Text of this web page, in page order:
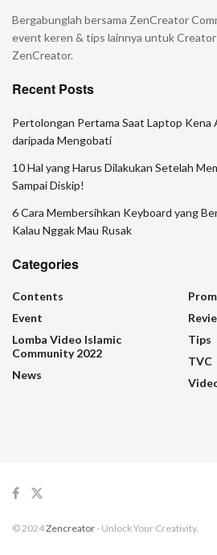
Bergabunglah bersama ZenCreator
event keren & tips lainnya untuk
ZenCreator.
Recent Posts
Pertolongan Pertama Saat Laptop Kena
daripada Mengobati
10 Hal yang Harus Dilakukan Setelah
Sampai Diskip!
6 Cara Membersihkan Keyboard yang
Kalau Nggak Mau Rusak
Categories
Contents
Event
Lomba Video Islamic
Community 2022
News
Tips
TVC
© 2024Zencreator- Unlock Your Creativity.